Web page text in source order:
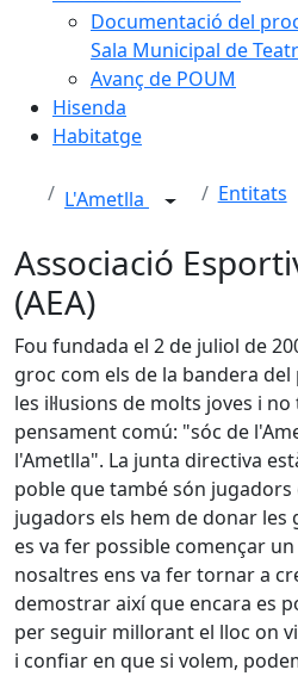
Documentació del
Sala Municipal de
Avanç de POUM
Hisenda
Habitatge
L'Ametlla Entitats
Associació
(AEA)
Fou fundada el 2 de juliol de
groc com els de la bandera
les il·lusions de molts joves i
pensament comú: "sóc de
l'Ametlla". La junta directiva
poble que també són
jugadors els hem de donar les
es va fer possible començar
nosaltres ens va fer tornar a
demostrar així que encara es
per seguir millorant el lloc on
i confiar en que si volem,